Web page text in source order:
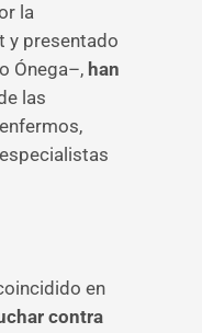
la
y presentado
Ónega–, han
las
en
contra